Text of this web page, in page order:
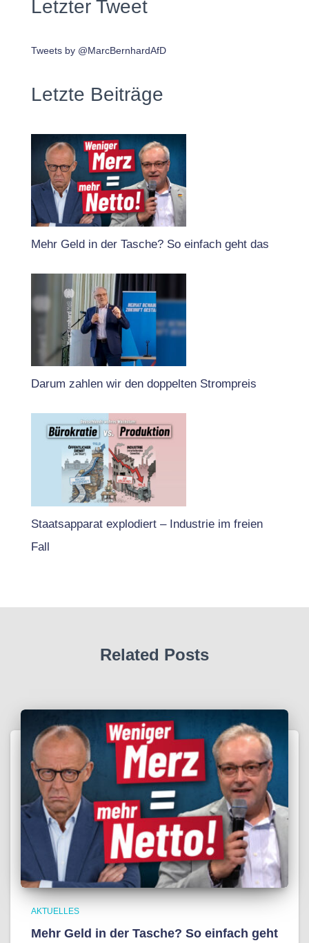
Letzter Tweet
Tweets by @MarcBernhardAfD
Letzte Beiträge
Mehr Geld in der Tasche? So einfach geht das
Darum zahlen wir den doppelten Strompreis
Staatsapparat explodiert – Industrie im freien
Fall
Related Posts
AKTUELLES
Mehr Geld in der Tasche? So einfach geht